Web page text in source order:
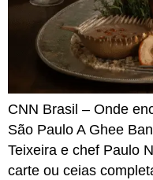
CNN Brasil – Onde
São Paulo A Ghee
Teixeira e chef Paulo
carte ou ceias